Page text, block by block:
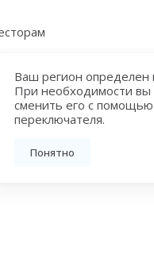
Ваш регион определен
При необходимости
сменить его с
переключателя.
Понятно
метро